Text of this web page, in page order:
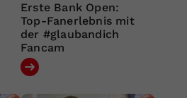
Erste Bank Open:
Top-Fanerlebnis mit
der #glaubandich
Fancam